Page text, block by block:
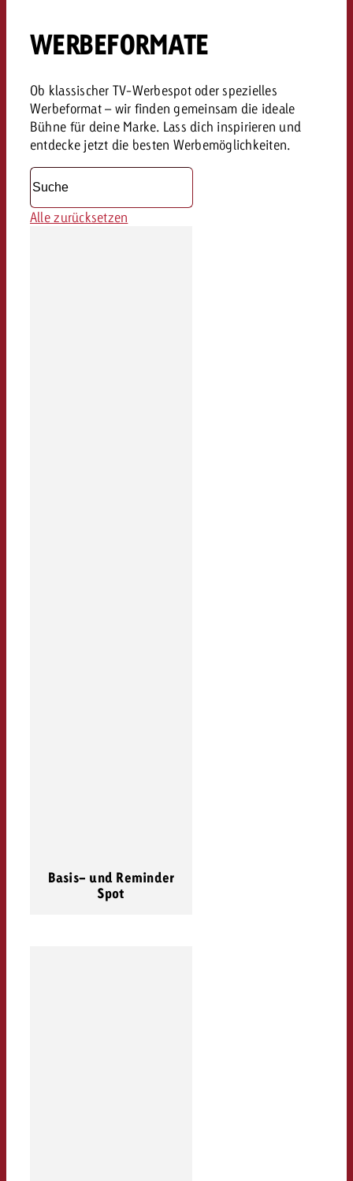
WERBEFORMATE
Ob klassischer TV-Werbespot oder spezielles
Werbeformat – wir finden gemeinsam die ideale
Bühne für deine Marke. Lass dich inspirieren und
entdecke jetzt die besten Werbemöglichkeiten.
Alle zurücksetzen
Basis- und Reminder
Spot